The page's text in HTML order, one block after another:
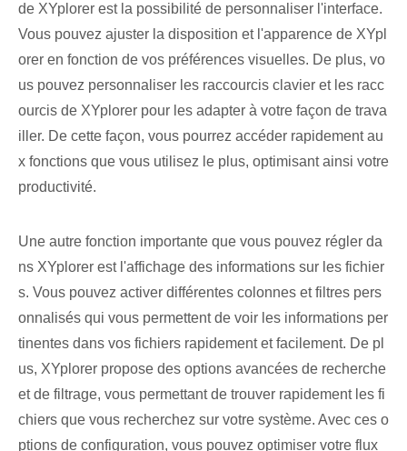
de XYplorer est la possibilité de personnaliser l'interface.
Vous pouvez ajuster la disposition et l'apparence de XYpl
orer en fonction de vos préférences visuelles. De plus, vo
us pouvez personnaliser les raccourcis clavier et⁤ les racc
ourcis⁣ de XYplorer pour les adapter à votre façon de trava
iller. De cette façon, vous pourrez accéder rapidement au
x fonctions que vous utilisez le plus, optimisant ainsi votre
productivité.
Une autre fonction importante que vous pouvez régler da
ns XYplorer est l'affichage des informations sur les fichier
s. Vous pouvez activer différentes colonnes et filtres pers
onnalisés qui vous permettent de voir les informations per
tinentes dans vos fichiers rapidement et facilement. De pl
us, XYplorer propose des options avancées de recherche
et de filtrage, vous permettant de trouver rapidement les fi
chiers que vous recherchez sur votre système. Avec ces o
ptions de configuration, vous pouvez optimiser votre flux